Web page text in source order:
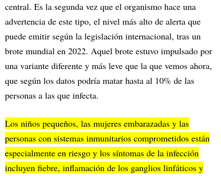
central. Es la segunda vez que el organismo hace una
advertencia de este tipo, el nivel más alto de alerta que
puede emitir según la legislación internacional, tras un
brote mundial en 2022. Aquel brote estuvo impulsado por
una variante diferente y más leve que la que vemos ahora,
que según los datos podría matar hasta al 10% de las
personas a las que infecta.
Los niños pequeños, las mujeres embarazadas y las
personas con sistemas inmunitarios comprometidos están
especialmente en riesgo y los síntomas de la infección
incluyen fiebre, inflamación de los ganglios linfáticos y